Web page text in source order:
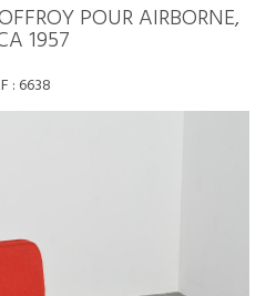
POUR AIRBORNE,
1957
: 6638